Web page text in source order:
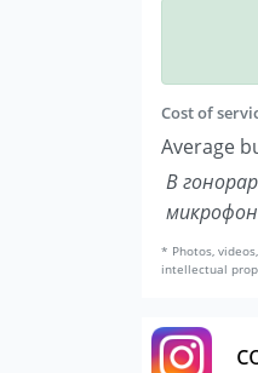
Cost of
Average
В
* Photos,
intellectual